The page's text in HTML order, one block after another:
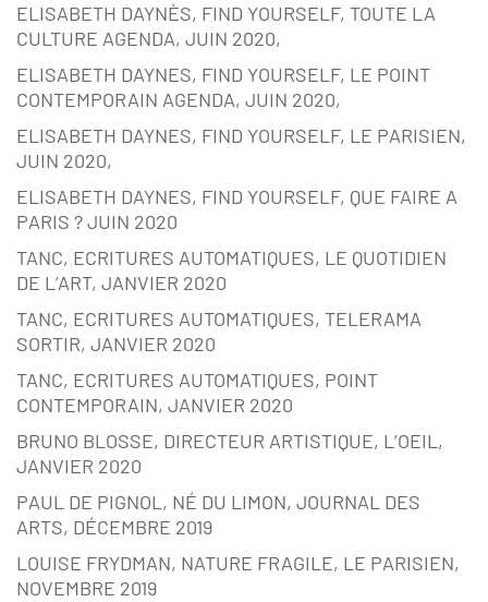
ELISABETH DAYNÈS, FIND YOURSELF, TOUTE LA
CULTURE AGENDA, JUIN 2020,
ELISABETH DAYNES, FIND YOURSELF, LE POINT
CONTEMPORAIN AGENDA, JUIN 2020,
ELISABETH DAYNES, FIND YOURSELF, LE PARISIEN,
JUIN 2020,
ELISABETH DAYNES, FIND YOURSELF, QUE FAIRE A
PARIS ? JUIN 2020
TANC, ECRITURES AUTOMATIQUES, LE QUOTIDIEN
DE L’ART, JANVIER 2020
TANC, ECRITURES AUTOMATIQUES, TELERAMA
SORTIR, JANVIER 2020
TANC, ECRITURES AUTOMATIQUES, POINT
CONTEMPORAIN, JANVIER 2020
BRUNO BLOSSE, DIRECTEUR ARTISTIQUE, L’OEIL,
JANVIER 2020
PAUL DE PIGNOL, NÉ DU LIMON, JOURNAL DES
ARTS, DÉCEMBRE 2019
LOUISE FRYDMAN, NATURE FRAGILE, LE PARISIEN,
NOVEMBRE 2019